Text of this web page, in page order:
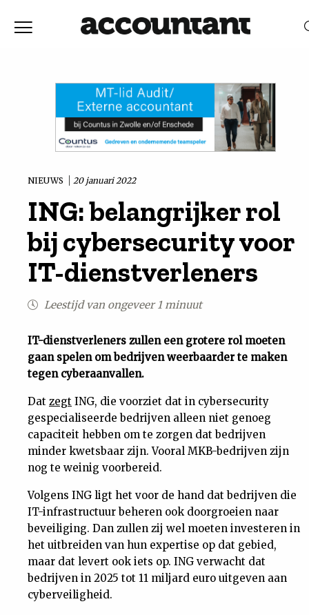
Discussie
Vaktechniek
Achtergrond
Uit
Feiten
Cijfers
Magazine
Podcast
Dossiers
NIEUWS 20 januari 2022
ING: belangrijker rol
bij cybersecurity voor
IT-dienstverleners
Leestijd van ongeveer 1 minuut
IT-dienstverleners zullen een grotere rol moeten
gaan spelen om bedrijven weerbaarder te maken
tegen cyberaanvallen.
Dat zegt ING, die voorziet dat in cybersecurity
gespecialiseerde bedrijven alleen niet genoeg
capaciteit hebben om te zorgen dat bedrijven
minder kwetsbaar zijn. Vooral MKB-bedrijven zijn
nog te weinig voorbereid.
Volgens ING ligt het voor de hand dat bedrijven die
IT-infrastructuur beheren ook doorgroeien naar
beveiliging. Dan zullen zij wel moeten investeren in
het uitbreiden van hun expertise op dat gebied,
maar dat levert ook iets op. ING verwacht dat
bedrijven in 2025 tot 11 miljard euro uitgeven aan
cyberveiligheid.
RELEVANTIEDATUM